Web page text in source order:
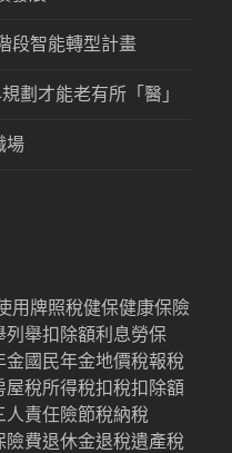
段智能轉型計畫
劃才能老有所「醫」
場
用牌照稅健保健康保險
列舉扣除額利息勞保
金國民年金地價稅報稅
屋稅所得稅扣稅扣除額
人責任險節稅納稅
險費退休金退稅遺產稅